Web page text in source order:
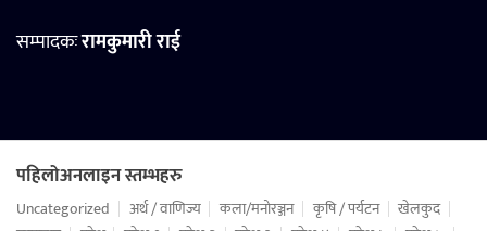
सम्पादकःरामकुमारी राई
पहिलोअनलाइन स्तम्भहरु
Uncategorized अर्थ / वाणिज्य कला/मनोरञ्जन कृषि / पर्यटन
खेलकुद